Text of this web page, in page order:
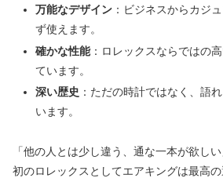
万能なデザイン：ビジネスからカジ
ず使えます。
確かな性能：ロレックスならではの
ています。
深い歴史 ：ただの時計ではなく、語
います。
「他の人とは少し違う、通な一本が欲し
初のロレックスとしてエアキングは最高